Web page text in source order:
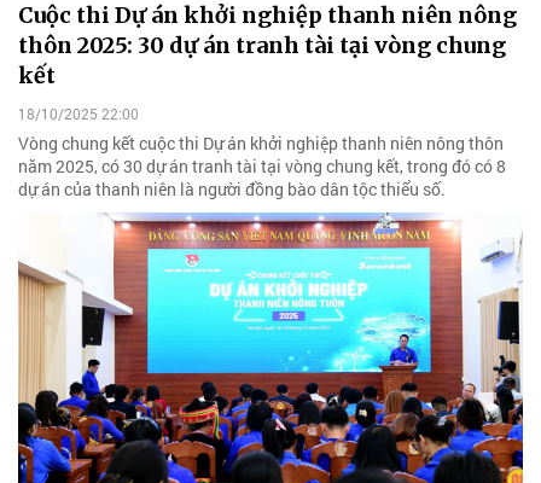
Cuộc thi Dự án khởi nghiệp thanh niên nông
thôn 2025: 30 dự án tranh tài tại vòng chung
kết
18/10/2025 22:00
Vòng chung kết cuộc thi Dự án khởi nghiệp thanh niên nông thôn
năm 2025, có 30 dự án tranh tài tại vòng chung kết, trong đó có 8
dự án của thanh niên là người đồng bào dân tộc thiểu số.